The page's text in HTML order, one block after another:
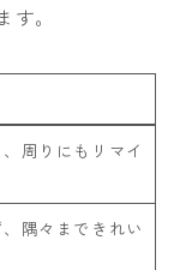
。
周りにもリマイ
隅々まできれい